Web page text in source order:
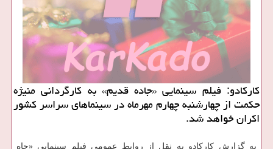
كاركادو: فیلم سینمایی «جاده قدیم» به كارگردانی منیژه
حكمت از چهارشنبه چهارم مهرماه در سینماهای سراسر كشور
اكران خواهد شد.
به گزارش كاركادو به نقل از روابط عمومی فیلم سینمایی «جاه